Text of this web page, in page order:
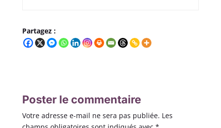
Partagez :
Poster le commentaire
Votre adresse e-mail ne sera pas publiée. Les